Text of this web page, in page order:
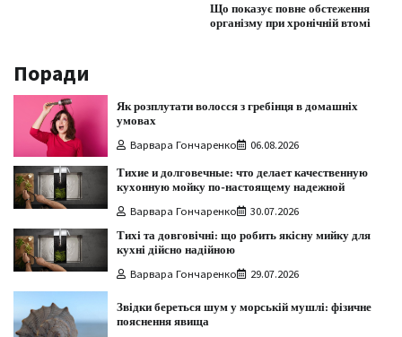
Що показує повне обстеження
організму при хронічній втомі
Поради
Як розплутати волосся з гребінця в домашніх
умовах
Варвара Гончаренко 06.08.2026
Тихие и долговечные: что делает качественную
кухонную мойку по-настоящему надежной
Варвара Гончаренко 30.07.2026
Тихі та довговічні: що робить якісну мийку для
кухні дійсно надійною
Варвара Гончаренко 29.07.2026
Звідки береться шум у морській мушлі: фізичне
пояснення явища